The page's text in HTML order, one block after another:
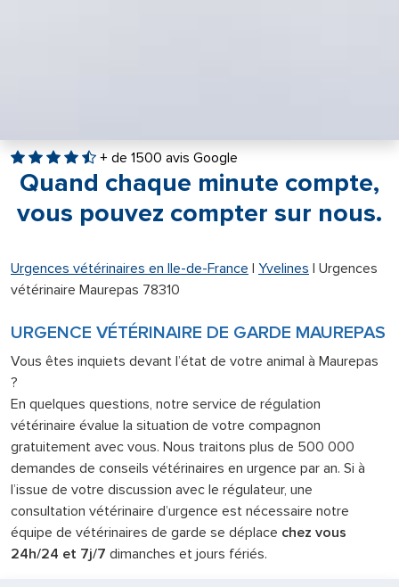
+ de 1500 avis Google
Quand chaque minute compte,
vous pouvez compter sur nous.
Urgences vétérinaires en Ile-de-France | Yvelines | Urgences
vétérinaire Maurepas 78310
URGENCE VÉTÉRINAIRE DE GARDE MAUREPAS
Vous êtes inquiets devant l’état de votre animal à Maurepas
?
En quelques questions, notre service de régulation
vétérinaire évalue la situation de votre compagnon
gratuitement avec vous. Nous traitons plus de 500 000
demandes de conseils vétérinaires en urgence par an. Si à
l’issue de votre discussion avec le régulateur, une
consultation vétérinaire d’urgence est nécessaire notre
équipe de vétérinaires de garde se déplace chez vous
24h/24 et 7j/7 dimanches et jours fériés.